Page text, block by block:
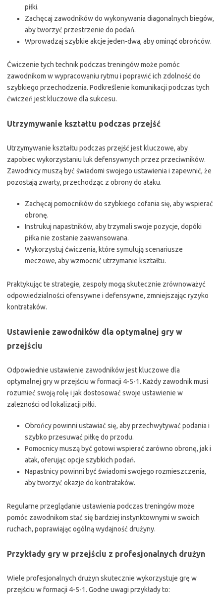
piłki.
Zachęcaj zawodników do wykonywania diagonalnych biegów,
aby tworzyć przestrzenie do podań.
Wprowadzaj szybkie akcje jeden-dwa, aby ominąć obrońców.
Ćwiczenie tych technik podczas treningów może pomóc
zawodnikom w wypracowaniu rytmu i poprawić ich zdolność do
szybkiego przechodzenia. Podkreślenie komunikacji podczas tych
ćwiczeń jest kluczowe dla sukcesu.
Utrzymywanie kształtu podczas przejść
Utrzymywanie kształtu podczas przejść jest kluczowe, aby
zapobiec wykorzystaniu luk defensywnych przez przeciwników.
Zawodnicy muszą być świadomi swojego ustawienia i zapewnić, że
pozostają zwarty, przechodząc z obrony do ataku.
Zachęcaj pomocników do szybkiego cofania się, aby wspierać
obronę.
Instrukuj napastników, aby trzymali swoje pozycje, dopóki
piłka nie zostanie zaawansowana.
Wykorzystuj ćwiczenia, które symulują scenariusze
meczowe, aby wzmocnić utrzymanie kształtu.
Praktykując te strategie, zespoły mogą skutecznie zrównoważyć
odpowiedzialności ofensywne i defensywne, zmniejszając ryzyko
kontrataków.
Ustawienie zawodników dla optymalnej gry w
przejściu
Odpowiednie ustawienie zawodników jest kluczowe dla
optymalnej gry w przejściu w formacji 4-5-1. Każdy zawodnik musi
rozumieć swoją rolę i jak dostosować swoje ustawienie w
zależności od lokalizacji piłki.
Obrońcy powinni ustawiać się, aby przechwytywać podania i
szybko przesuwać piłkę do przodu.
Pomocnicy muszą być gotowi wspierać zarówno obronę, jak i
atak, oferując opcje szybkich podań.
Napastnicy powinni być świadomi swojego rozmieszczenia,
aby tworzyć okazje do kontrataków.
Regularne przeglądanie ustawienia podczas treningów może
pomóc zawodnikom stać się bardziej instynktownymi w swoich
ruchach, poprawiając ogólną wydajność drużyny.
Przykłady gry w przejściu z profesjonalnych drużyn
Wiele profesjonalnych drużyn skutecznie wykorzystuje grę w
przejściu w formacji 4-5-1. Godne uwagi przykłady to: